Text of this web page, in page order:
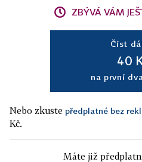
ZBÝVÁ VÁM
Číst
40
na první
Nebo zkuste předplatné bez
Kč.
Máte již